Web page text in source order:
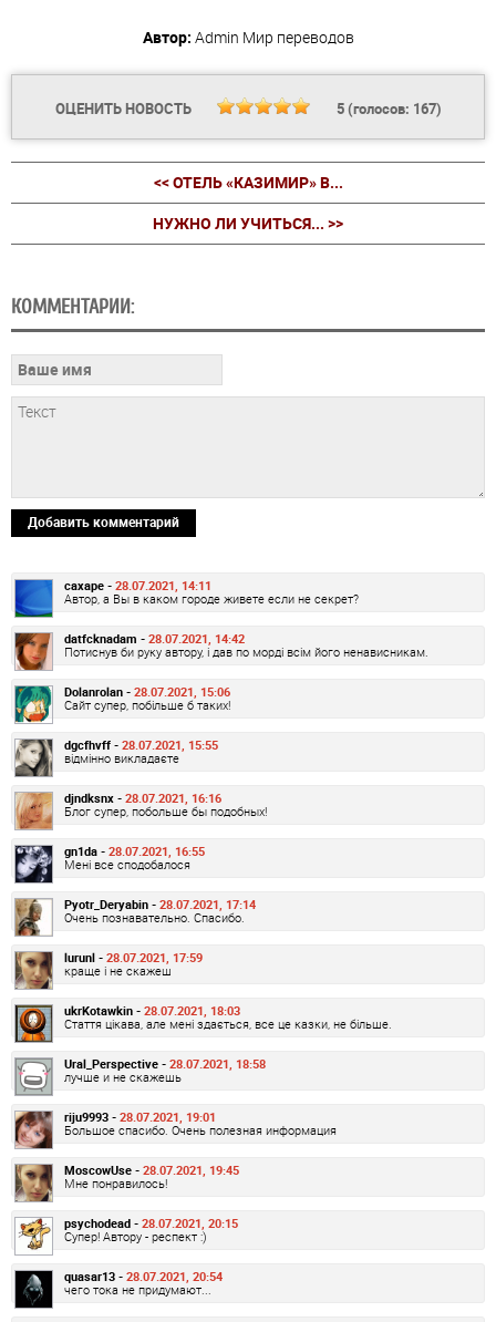
Автор: Admin Мир переводов
ОЦЕНИТЬ НОВОСТЬ 5(голосов: 167)
<< ОТЕЛЬ «КАЗИМИР» В...
НУЖНО ЛИ УЧИТЬСЯ... >>
КОММЕНТАРИИ:
Добавить комментарий
caxape - 28.07.2021, 14:11
Автор, а Вы в каком городе живете если не секрет?
datfcknadam - 28.07.2021, 14:42
Потиснув би руку автору, і дав по морді всім його ненависникам.
Dolanrolan - 28.07.2021, 15:06
Сайт супер, побільше б таких!
dgcfhvff - 28.07.2021, 15:55
відмінно викладаєте
djndksnx - 28.07.2021, 16:16
Блог супер, побольше бы подобных!
gn1da - 28.07.2021, 16:55
Мені все сподобалося
Pyotr_Deryabin - 28.07.2021, 17:14
Очень познавательно. Спасибо.
lurunl - 28.07.2021, 17:59
краще і не скажеш
ukrKotawkin - 28.07.2021, 18:03
Стаття цікава, але мені здається, все це казки, не більше.
Ural_Perspective - 28.07.2021, 18:58
лучше и не скажешь
riju9993 - 28.07.2021, 19:01
Большое спасибо. Очень полезная информация
MoscowUse - 28.07.2021, 19:45
Мне понравилось!
psychodead - 28.07.2021, 20:15
Супер! Автору - респект :)
quasar13 - 28.07.2021, 20:54
чего тока не придумают...